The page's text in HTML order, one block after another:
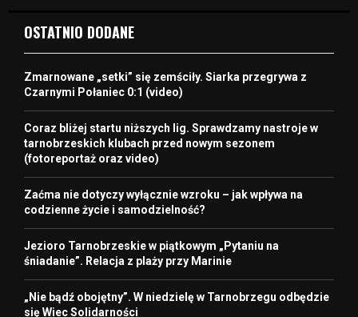
OSTATNIO DODANE
Zmarnowane „setki” się zemściły. Siarka przegrywa z
Czarnymi Połaniec 0:1 (video)
Coraz bliżej startu niższych lig. Sprawdzamy nastroje w
tarnobrzeskich klubach przed nowym sezonem
(fotoreportaż oraz video)
Zaćma nie dotyczy wyłącznie wzroku – jak wpływa na
codzienne życie i samodzielność?
Jezioro Tarnobrzeskie w piątkowym „Pytaniu na
śniadanie”. Relacja z plaży przy Marinie
„Nie bądź obojętny”. W niedzielę w Tarnobrzegu odbędzie
się Wiec Solidarności